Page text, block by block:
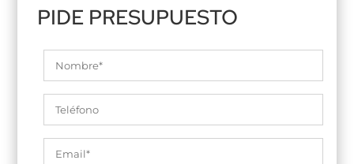
PIDE PRESUPUESTO